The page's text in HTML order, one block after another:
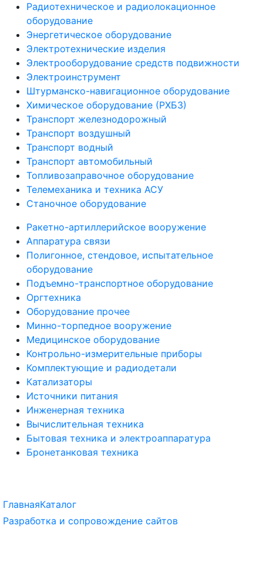
Радиотехническое и радиолокационное
оборудование
Энергетическое оборудование
Электротехнические изделия
Электрооборудование средств подвижности
Электроинструмент
Штурманско-навигационное оборудование
Химическое оборудование (РХБЗ)
Транспорт железнодорожный
Транспорт воздушный
Транспорт водный
Транспорт автомобильный
Топливозаправочное оборудование
Телемеханика и техника АСУ
Станочное оборудование
Ракетно-артиллерийское вооружение
Аппаратура связи
Полигонное, стендовое, испытательное
оборудование
Подъемно-транспортное оборудование
Оргтехника
Оборудование прочее
Минно-торпедное вооружение
Медицинское оборудование
Контрольно-измерительные приборы
Комплектующие и радиодетали
Катализаторы
Источники питания
Инженерная техника
Вычислительная техника
Бытовая техника и электроаппаратура
Бронетанковая техника
ГлавнаяКаталог
Разработка и сопровождение сайтов